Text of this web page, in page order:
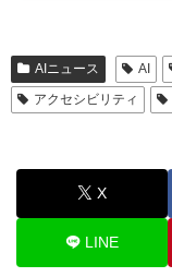
AIニュース AI
アクセシビリティ
X
LINE